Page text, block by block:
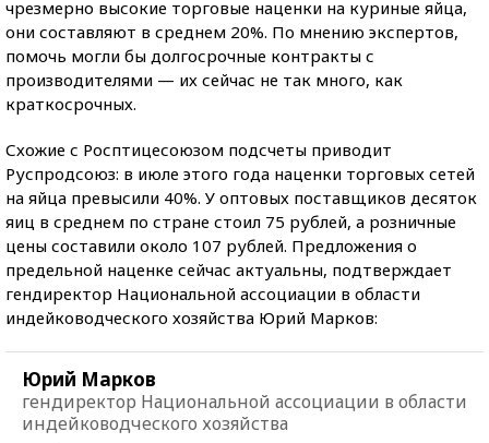
чрезмерно высокие торговые наценки на куриные яйца,
они составляют в среднем 20%. По мнению экспертов,
помочь могли бы долгосрочные контракты с
производителями — их сейчас не так много, как
краткосрочных.
Схожие с Росптицесоюзом подсчеты приводит
Руспродсоюз: в июле этого года наценки торговых сетей
на яйца превысили 40%. У оптовых поставщиков десяток
яиц в среднем по стране стоил 75 рублей, а розничные
цены составили около 107 рублей. Предложения о
предельной наценке сейчас актуальны, подтверждает
гендиректор Национальной ассоциации в области
индейководческого хозяйства Юрий Марков:
Юрий Марков
гендиректор Национальной ассоциации в области
индейководческого хозяйства